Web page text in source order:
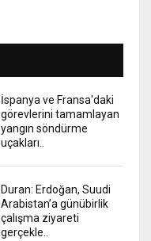
İspanya ve Fransa'daki
görevlerini tamamlayan
yangın söndürme
uçakları..
Duran: Erdoğan, Suudi
Arabistan’a günübirlik
çalışma ziyareti
gerçekle..